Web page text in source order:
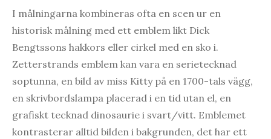
I målningarna kombineras ofta en scen ur en
historisk målning med ett emblem likt Dick
Bengtssons hakkors eller cirkel med en sko i.
Zetterstrands emblem kan vara en serietecknad
soptunna, en bild av miss Kitty på en 1700-tals vägg,
en skrivbordslampa placerad i en tid utan el, en
grafiskt tecknad dinosaurie i svart/vitt. Emblemet
kontrasterar alltid bilden i bakgrunden, det har ett